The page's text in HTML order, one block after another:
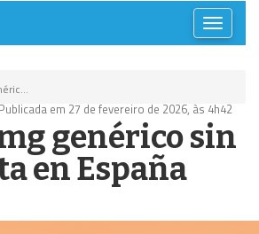
Toggle
Publicada em 27 de fevereiro de 2026, às 4h42
genérico sin
en España